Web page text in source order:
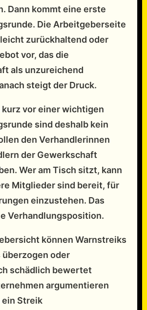
Dann kommt eine erste
Die Arbeitgeberseite
zurückhaltend oder
vor, das die
als unzureichend
steigt der Druck.
vor einer wichtigen
sind deshalb kein
den Verhandlerinnen
der Gewerkschaft
Wer am Tisch sitzt, kann
Mitglieder sind bereit, für
einzustehen. Das
Verhandlungsposition.
können Warnstreiks
oder
schädlich bewertet
argumentieren
ein Streik